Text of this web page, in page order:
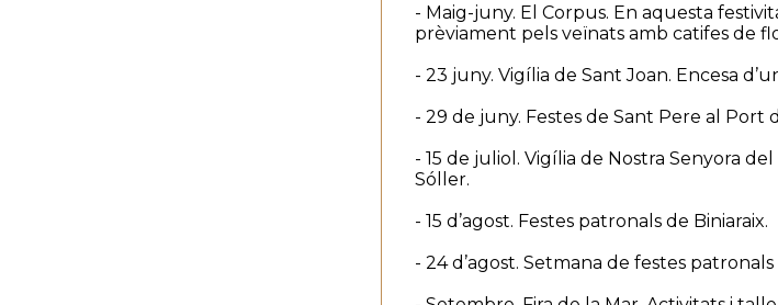
- Maig-juny. El Corpus. En aquesta
prèviament pels veïnats amb catifes de
- 23 juny. Vigília de Sant Joan. Encesa
- 29 de juny. Festes de Sant Pere al Port
- 15 de juliol. Vigília de Nostra Senyora
Sóller.
- 15 d’agost. Festes patronals de Biniaraix.
- 24 d’agost. Setmana de festes